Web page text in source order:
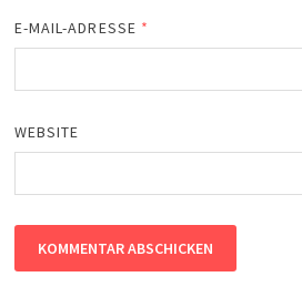
E-MAIL-ADRESSE *
WEBSITE